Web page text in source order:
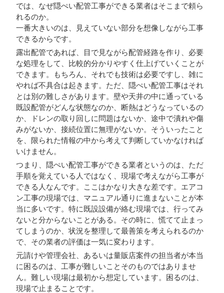
では、なぜ隠ぺい配管工事ができる業者はそこまで頼ら
れるのか。
一番大きいのは、見えていない部分を想像しながら工事
できるからです。
露出配管であれば、目で見ながら配管経路を作り、必要
な処理をして、比較的分かりやすく仕上げていくことが
できます。もちろん、それでも技術は必要ですし、雑に
やれば不具合は起きます。ただ、隠ぺい配管工事はそれ
とは別の難しさがあります。壁や天井の中に通っている
既設配管がどんな状態なのか、断熱はどうなっているの
か、ドレンの取り回しに問題はないか、途中で潰れや傷
みがないか、接続位置に無理がないか。そういったこと
を、限られた情報の中から考えて判断していかなければ
いけません。
つまり、隠ぺい配管工事ができる業者というのは、ただ
手順を覚えている人ではなく、現場で考えながら工事が
できる人なんです。ここはかなり大きな差です。エアコ
ン工事の現場では、マニュアル通りに進まないことが本
当に多いです。特に既設設備が絡む現場では、行ってみ
ないと分からないことがある。その時に、慌てて止まっ
てしまうのか、状況を整理して最善策を考えられるのか
で、その業者の評価は一気に変わります。
元請けや管理会社、あるいは量販店案件の担当者が本当
に困るのは、工事が難しいことそのものではありませ
ん。難しい現場は最初から想定しています。困るのは、
現場で止まることです。